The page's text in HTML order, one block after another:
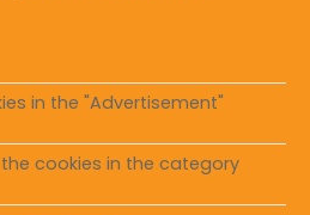
in the "Advertisement"
cookies in the category